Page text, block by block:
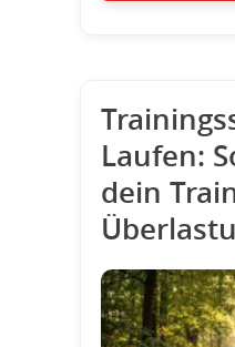
Laufen:
dein